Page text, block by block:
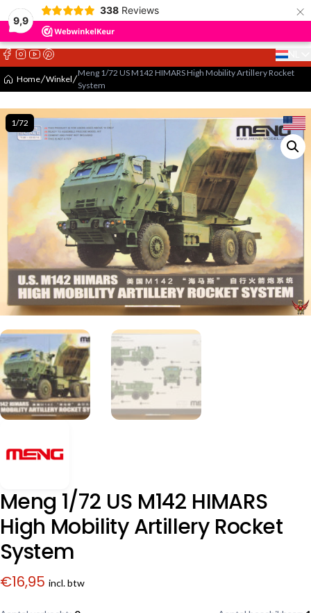
9,9
338 Reviews ×
Select
Home Winkel
Meng 1/72 US M142 HIMARS High Mobility Artillery Rocket
System
1/72
Meng 1/72 US M142 HIMARS
High Mobility Artillery Rocket
System
€16,95 incl. btw